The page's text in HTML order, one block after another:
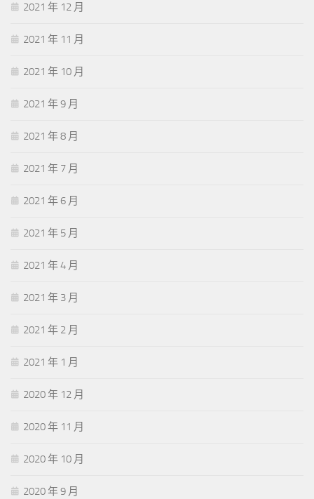
2021 年 12 月
2021 年 11 月
2021 年 10 月
2021 年 9 月
2021 年 8 月
2021 年 7 月
2021 年 6 月
2021 年 5 月
2021 年 4 月
2021 年 3 月
2021 年 2 月
2021 年 1 月
2020 年 12 月
2020 年 11 月
2020 年 10 月
2020 年 9 月